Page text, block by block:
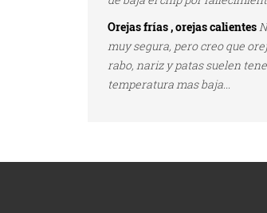
Orejas frías , orejas calientes
muy segura, pero creo que
rabo, nariz y patas suelen
temperatura mas baja...